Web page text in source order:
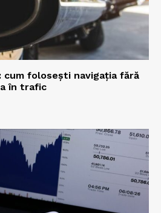
cum folosești navigația fără
în trafic